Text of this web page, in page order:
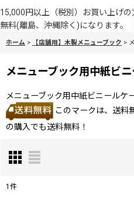
15,000円以上（税別）お買い上げ
無料(離島、沖縄除く)になります。
ホーム > 【店舗用】木製メニューブック >
メニューブック用中紙ビ
メニューブック用中紙ビニールケ
このマークは、送料
の購入でも送料無料！
1 件